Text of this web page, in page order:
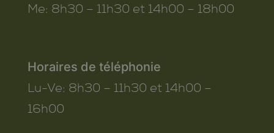
Me: 8h30 – 11h30 et 14h00 – 18h00
Horaires de téléphonie
Lu-Ve: 8h30 – 11h30 et 14h00 –
16h00